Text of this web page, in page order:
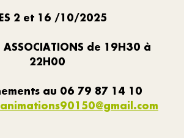
2 et 16 /10/2025
ASSOCIATIONS de 19H30 à
22H00
au 06 79 87 14 10